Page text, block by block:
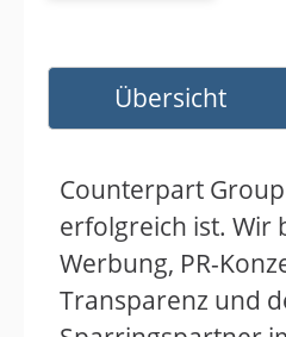
Übersicht
Counterpart
erfolgreich ist. Wir
Werbung, PR-
Transparenz und